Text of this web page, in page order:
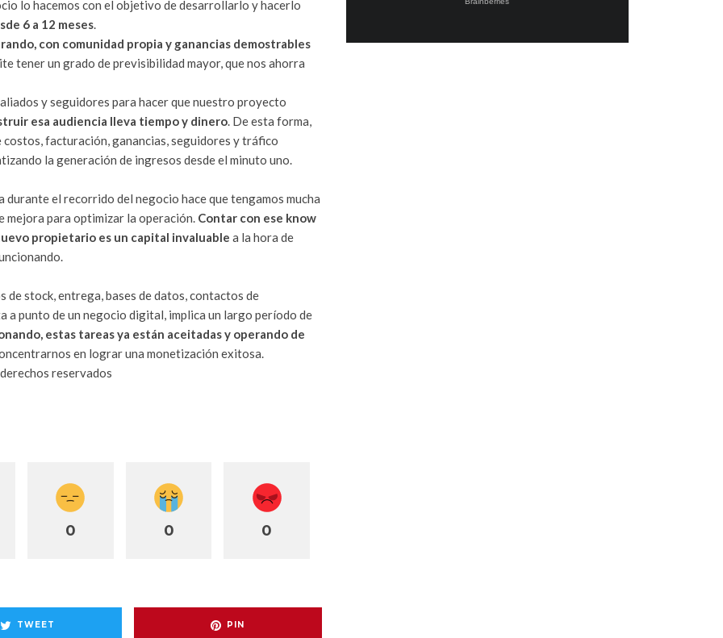
lo hacemos con el objetivo de desarrollarlo y hacerlo
6 a 12 meses.
con comunidad propia y ganancias demostrables
tener un grado de previsibilidad mayor, que nos ahorra
y seguidores para hacer que nuestro proyecto
esa audiencia lleva tiempo y dinero. De esta forma,
facturación, ganancias, seguidores y tráfico
la generación de ingresos desde el minuto uno.
el recorrido del negocio hace que tengamos mucha
mejora para optimizar la operación. Contar con ese know
propietario es un capital invaluable a la hora de
stock, entrega, bases de datos, contactos de
punto de un negocio digital, implica un largo período de
estas tareas ya están aceitadas y operando de
en lograr una monetización exitosa.
reservados
0 0 0
TWEET PIN